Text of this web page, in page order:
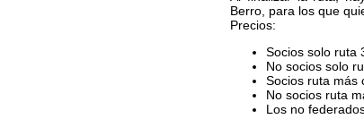
Berro, para los que
Precios:
Socios solo ruta
No socios solo
Socios ruta más
No socios ruta
Los no